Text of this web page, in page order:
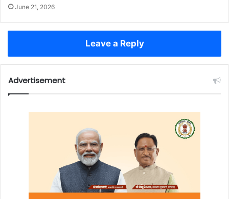
June 21, 2026
Leave a Reply
Advertisement